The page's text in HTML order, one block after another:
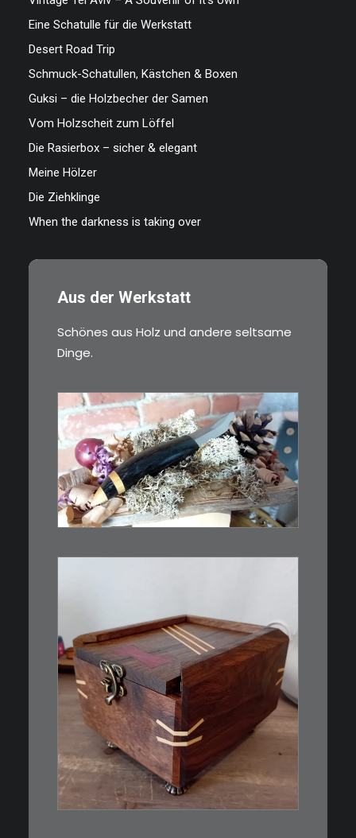
Eine Schatulle für die Werkstatt
Desert Road Trip
Schmuck-Schatullen, Kästchen & Boxen
Guksi – die Holzbecher der Samen
Vom Holzscheit zum Löffel
Die Rasierbox – sicher & elegant
Meine Hölzer
Die Ziehklinge
When the darkness is taking over
Aus der Werkstatt
Schönes aus Holz und andere seltsame
Dinge.
€39,00
Kleines Schmuckmesser, ideal
als…
€39,00
Eine kleine, simple Schatulle
aus Nussbaum…